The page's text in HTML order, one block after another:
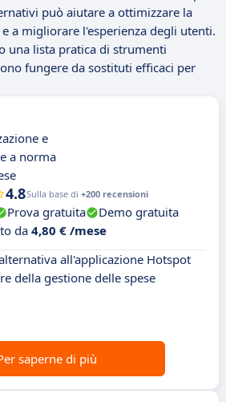
può aiutare a ottimizzare la
a migliorare l'esperienza degli utenti.
una lista pratica di strumenti
fungere da sostituti efficaci per
e
a norma
4.8Sulla base di +200 recensioni
Prova gratuita
Demo gratuita
da 4,80 € /mese
all'applicazione Hotspot
della gestione delle spese
saperne di più